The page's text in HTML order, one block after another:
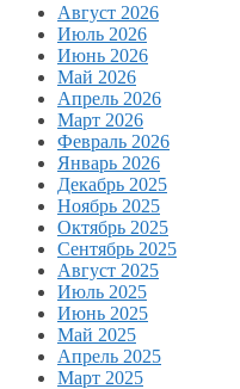
Август 2026
Июль 2026
Июнь 2026
Май 2026
Апрель 2026
Март 2026
Февраль 2026
Январь 2026
Декабрь 2025
Ноябрь 2025
Октябрь 2025
Сентябрь 2025
Август 2025
Июль 2025
Июнь 2025
Май 2025
Апрель 2025
Март 2025